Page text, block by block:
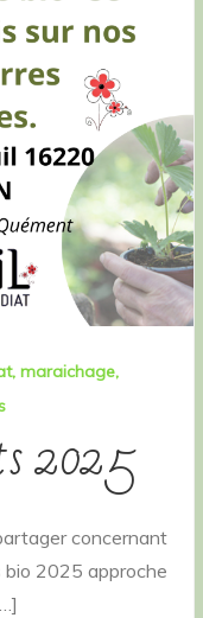
maraichage
2025
concernant
2025 approche